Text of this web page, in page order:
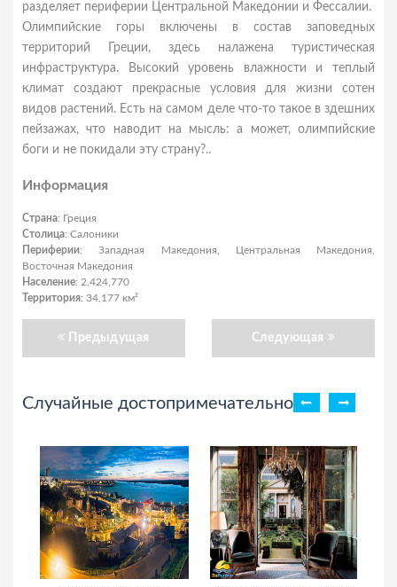
разделяет периферии Центральной Македонии и Фессалии.
Олимпийские горы включены в состав заповедных
территорий Греции, здесь налажена туристическая
инфраструктура. Высокий уровень влажности и теплый
климат создают прекрасные условия для жизни сотен
видов растений. Есть на самом деле что-то такое в здешних
пейзажах, что наводит на мысль: а может, олимпийские
боги и не покидали эту страну?..
Информация
Страна: Греция
Столица: Салоники
Периферии: Западная Македония, Центральная Македония,
Восточная Македония
Население: 2,424,770
Территория: 34,177 км²
Предыдущая Следующая
Случайные достопримечательности